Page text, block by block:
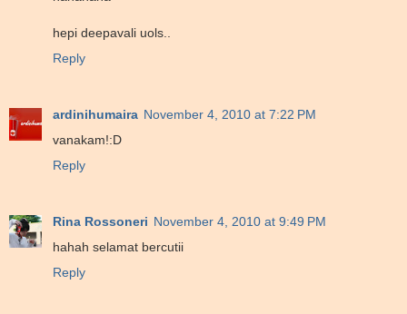
hepi deepavali uols..
Reply
ardinihumaira November 4, 2010 at 7:22 PM
vanakam!:D
Reply
Rina Rossoneri November 4, 2010 at 9:49 PM
hahah selamat bercutii
Reply